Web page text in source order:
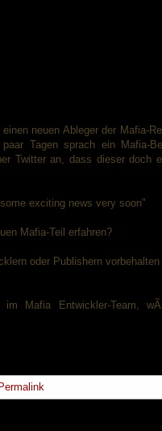
neuen Ableger der Mafia-
Tagen sprach ein Mafia-
Twitter an, dass dieser doch
exciting news very soon"
Mafia-Teil erfahren?
oder Publishern
im Mafia Entwickler-Team,
Permalink